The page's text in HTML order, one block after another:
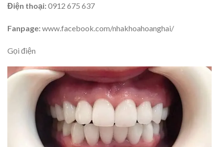
Điện thoại:0912 675 637
Fanpage:www.facebook.com/nhakhoahoanghai/
Gọi điện